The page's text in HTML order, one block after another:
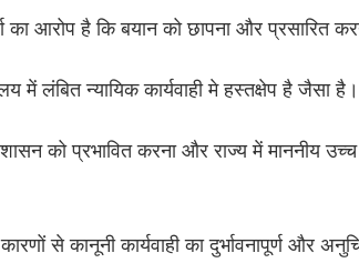
का आरोप है कि बयान को छापना और प्रसारित
में लंबित न्यायिक कार्यवाही मे हस्तक्षेप है जैसा है।
को प्रभावित करना और राज्य में माननीय
से कानूनी कार्यवाही का दुर्भावनापूर्ण और